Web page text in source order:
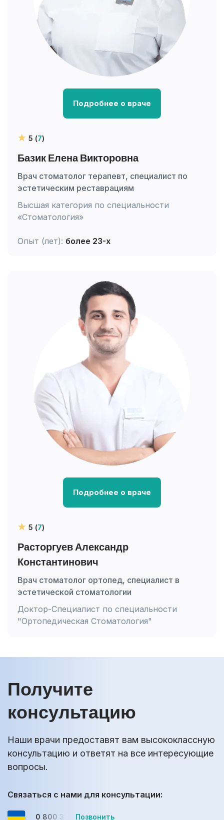
Подробнее о враче
5 (7)
Базик Елена Викторовна
Врач стоматолог терапевт, специалист по
эстетическим реставрациям
Высшая категория по специальности
«Стоматология»
Опыт (лет): более 23-х
Подробнее о враче
5 (7)
Расторгуев Александр
Константинович
Врач стоматолог ортопед, специалист в
эстетической стоматологии
Доктор-Специалист по специальности
"Ортопедическая Стоматология"
Получите
консультацию
Наши врачи предоставят вам высококлассную
консультацию и ответят на все интересующие
вопросы.
Связаться с нами для консультации:
0 800 33-08-12Позвонить